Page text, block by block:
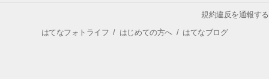
規約違反を通報する
はてなフォトライフ / はじめての方へ/ はてなブログ